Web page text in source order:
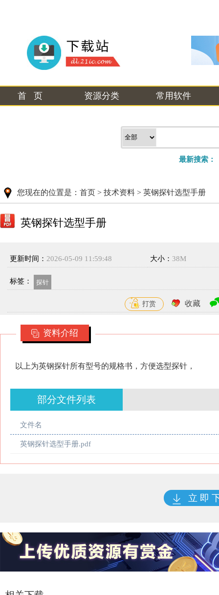
首 页 资源分类 常用软件
最新搜索：
您现在的位置是： 首页 > 技术资料 > 英钢探针选型手册
英钢探针选型手册
更新时间： 2026-05-09 11:59:48 大小： 38M
标签： 探针
打赏 收藏
资料介绍
以上为英钢探针所有型号的规格书，方便选型探针，
部分文件列表
文件名
英钢探针选型手册.pdf
立 即